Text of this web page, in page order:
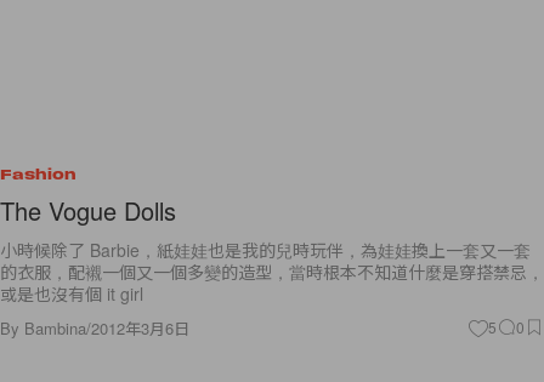
Fashion
The Vogue Dolls
小時候除了 Barbie，紙娃娃也是我的兒時玩伴，為娃娃換上一套又一套
的衣服，配襯一個又一個多變的造型，當時根本不知道什麼是穿搭禁忌，
或是也沒有個 it girl
By Bambina/2012年3月6日 5 0